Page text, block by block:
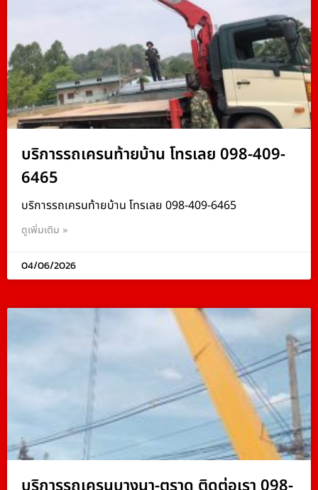
บริการรถเครนท้ายบ้าน โทรเลย 098-409-
6465
บริการรถเครนท้ายบ้าน โทรเลย 098-409-6465
ดูเพิ่มเติม »
04/06/2026